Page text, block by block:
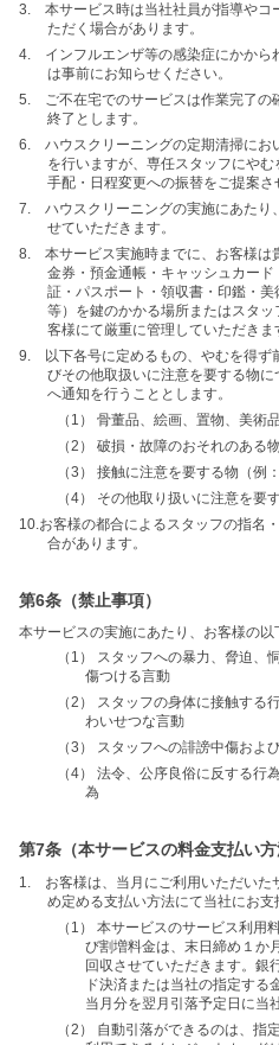
3. 本サービス時は当社社員が指導やコ
ただく場合があります。
4. インフルエンザ等の感染症にかから
は事前にお知らせください。
5. ご不在宅でのサービスは作業完了の
終了とします。
6. ハウスクリーニングの定期清掃にお
を行いますが、専任スタッフにや
手配・日程変更への振替をご提案さ
7. ハウスクリーニングの実施にあたり
せていただきます。
8. 本サービス実施時までに、お客様は
金券・預金通帳・キャッシュカー
証・パスポート・領収書・印鑑・
等）を鍵のかかる場所またはスタ
客様にて厳重に管理していただきま
9. 以下各号に定めるもの、やむを得ず
びその他取扱いに注意を要する物
へ通知を行うこととします。
（1） 骨董品、絵画、置物、美術
（2） 破損・故障のおそれのある
（3） 接触に注意を要する物（例
（4） その他取り扱いに注意を要
10.お客様の都合によるスタッフの指名
合があります。
第6条（禁止事項）
本サービスの実施にあたり、お客様の以
（1） スタッフへの暴力、脅迫、
傷つける言動
（2） スタッフの身体に接触する
わいせつな言動
（3） スタッフへの誹謗中傷およ
（4） 法令、公序良俗に反する行
為
第7条（本サービスの料金支払い方
1. お客様は、当月にご利用いただいた
め定める支払い方法にて当社にお支
（1） 本サービスのサービス利用
び割増料金は、末日締め１か
回収させていただきます。銀
ド決済または当社の指定する
当月分を翌月引落予定日に当
（2） 自動引落ができるのは、指